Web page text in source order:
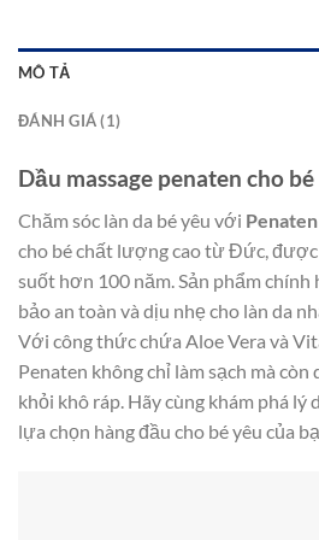
MÔ TẢ
ĐÁNH GIÁ (1)
Dầu massage penaten cho
Chăm sóc làn da bé yêu với
cho bé chất lượng cao từ Đức, được
suốt hơn 100 năm. Sản phẩm chính
bảo an toàn và dịu nhẹ cho làn da
Với công thức chứa Aloe Vera và
Penaten không chỉ làm sạch mà
khỏi khô ráp. Hãy cùng khám phá lý
lựa chọn hàng đầu cho bé yêu của